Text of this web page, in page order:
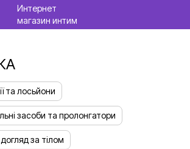
та лосьйони
засоби та пролонгатори
за тілом